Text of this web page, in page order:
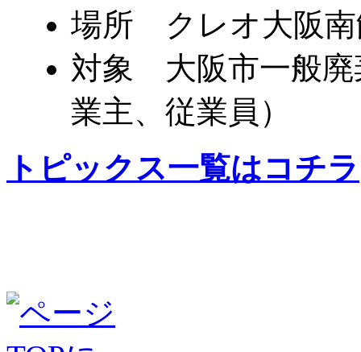
場所 クレオ大阪南
対象 大阪市一般廃
業主、従業員）
トピックス一覧はコチラ